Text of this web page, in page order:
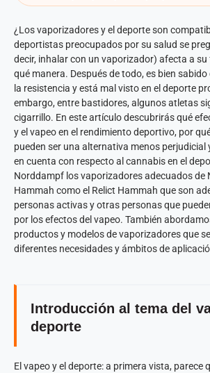
¿Los vaporizadores y el deporte son
deportistas preocupados por su salud se
decir, inhalar con un vaporizador) afecta a
qué manera. Después de todo, es bien
la resistencia y está mal visto en el deporte
embargo, entre bastidores, algunos atletas
cigarrillo. En este artículo descubrirás qué
y el vapeo en el rendimiento deportivo, por
pueden ser una alternativa menos perjudicial
en cuenta con respecto al cannabis en el
Norddampf los vaporizadores adecuados de
Hammah como el Relict Hammah que son
personas activas y otras personas que
por los efectos del vapeo. También
productos y modelos de vaporizadores que
diferentes necesidades y ámbitos de
Introducción al tema del
deporte
El vapeo y el deporte: a primera vista, parece